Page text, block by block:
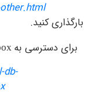
other.html
کنید.
دسترسی به Sandbox
db-